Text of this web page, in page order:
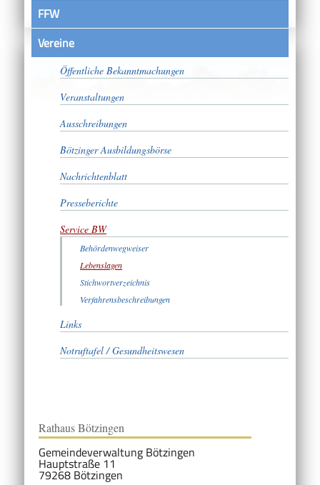
FFW
VereineSatzungen
Öffentliche Bekanntmachungen
Veranstaltungen
Ausschreibungen
Bötzinger Ausbildungsbörse
Nachrichtenblatt
Presseberichte
Service BW
Behördenwegweiser
Lebenslagen
Stichwortverzeichnis
Verfahrensbeschreibungen
Links
Notruftafel / Gesundheitswesen
Rathaus Bötzingen
Gemeindeverwaltung Bötzingen
Hauptstraße 11
79268 Bötzingen